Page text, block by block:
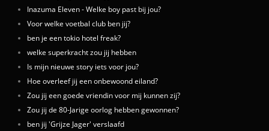
Inazuma Eleven - Welke boy past bij jou?
Voor welke voetbal club ben jij?
ben je een tokio hotel freak?
welke superkracht zou jij hebben
Is mijn nieuwe story iets voor jou?
Hoe overleef jij een onbewoond eiland?
Zou jij een goede vriendin voor mij kunnen zij?
Zou jij de 80-Jarige oorlog hebben gewonnen?
ben jij 'Grijze Jager' verslaafd